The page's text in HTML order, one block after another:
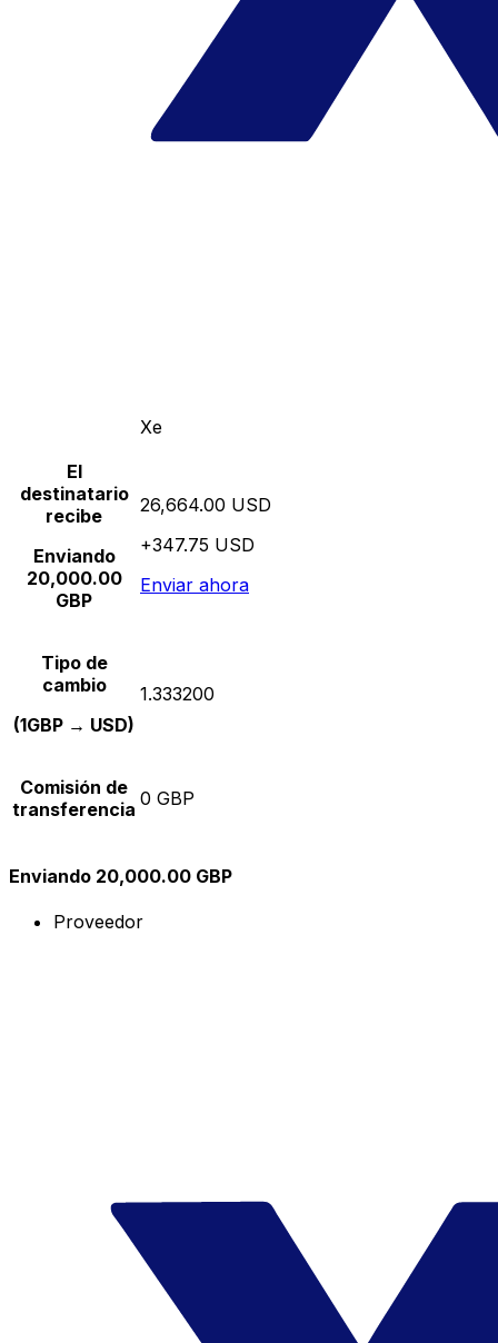
Xe
El
destinatario
recibe
Enviando
20,000.00
GBP
26,664.00 USD
+347.75 USD
Enviar ahora
Tipo de
cambio
(1GBP → USD)
1.333200
Comisión de
transferencia 0 GBP
Enviando 20,000.00 GBP
Proveedor